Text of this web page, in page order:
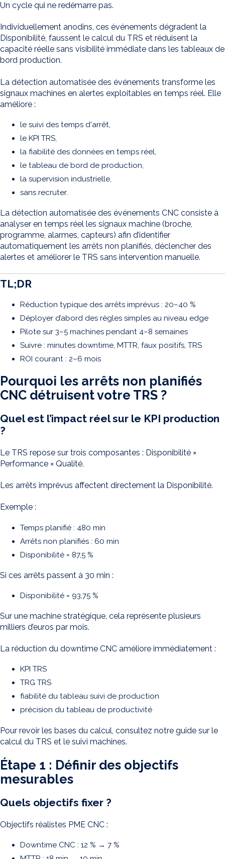
Un cycle qui ne redémarre pas.
Individuellement anodins, ces événements dégradent la
Disponibilité, faussent le calcul du TRS et réduisent la
capacité réelle sans visibilité immédiate dans les tableaux de
bord production.
La détection automatisée des événements transforme les
signaux machines en alertes exploitables en temps réel. Elle
améliore :
le suivi des temps d'arrêt,
le KPI TRS,
la fiabilité des données en temps réel,
le tableau de bord de production,
la supervision industrielle,
sans recruter.
La détection automatisée des événements CNC consiste à
analyser en temps réel les signaux machine (broche,
programme, alarmes, capteurs) afin d’identifier
automatiquement les arrêts non planifiés, déclencher des
alertes et améliorer le TRS sans intervention manuelle.
TL;DR
Réduction typique des arrêts imprévus : 20–40 %
Déployer d’abord des règles simples au niveau edge
Pilote sur 3–5 machines pendant 4–8 semaines
Suivre : minutes downtime, MTTR, faux positifs, TRS
ROI courant : 2–6 mois
Pourquoi les arrêts non planifiés
CNC détruisent votre TRS ?
Quel est l’impact réel sur le KPI production
?
Le TRS repose sur trois composantes : Disponibilité ×
Performance × Qualité.
Les arrêts imprévus affectent directement la Disponibilité.
Exemple :
Temps planifié : 480 min
Arrêts non planifiés : 60 min
Disponibilité = 87,5 %
Si ces arrêts passent à 30 min :
Disponibilité = 93,75 %
Sur une machine stratégique, cela représente plusieurs
milliers d’euros par mois.
La réduction du downtime CNC améliore immédiatement :
KPI TRS
TRG TRS
fiabilité du tableau suivi de production
précision du tableau de productivité
Pour revoir les bases du calcul, consultez notre guide sur le
calcul du TRS et le suivi machines.
Étape 1 : Définir des objectifs
mesurables
Quels objectifs fixer ?
Objectifs réalistes PME CNC :
Downtime CNC : 12 % → 7 %